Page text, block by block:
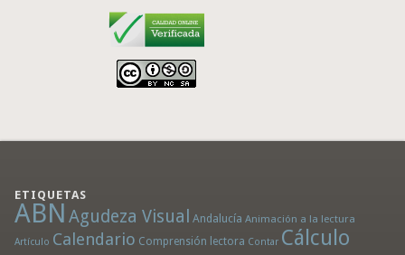
ETIQUETAS
ABN Agudeza Visual Andalucía Animación a la lectura
Artículo Calendario Comprensión lectora Contar Cálculo